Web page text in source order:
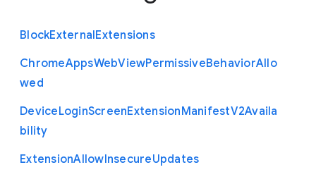
BlockExternalExtensions
ChromeAppsWebViewPermissiveBehaviorAllo
wed
DeviceLoginScreenExtensionManifestV2Availa
bility
ExtensionAllowInsecureUpdates